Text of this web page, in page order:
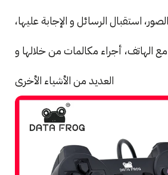
استقبال الرسائل و الإجابة عليها،
مع الهاتف، أجراء مكالمات من خلالها و
العديد من الأشياء الأخرى